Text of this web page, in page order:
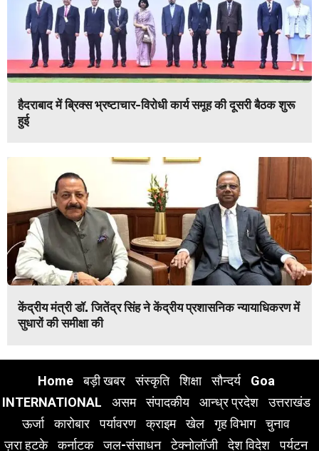
हैदराबाद में ब्रिक्स भ्रष्टाचार-विरोधी कार्य समूह की दूसरी बैठक शुरू
हुई
केंद्रीय मंत्री डॉ. जितेंद्र सिंह ने केंद्रीय प्रशासनिक न्यायाधिकरण में
सुधारों की समीक्षा की
Home बड़ी खबर संस्कृति शिक्षा सौन्दर्य
Goa
INTERNATIONAL
असम संपादकीय आन्ध्र प्रदेश
उत्तराखंड
ऊर्जा
कारोबार पर्यावरण क्राइम खेल गृह विभाग
चुनाव
ज़रा हटके
कर्नाटक जल-संसाधन टेक्नोलॉजी देश विदेश पर्यटन